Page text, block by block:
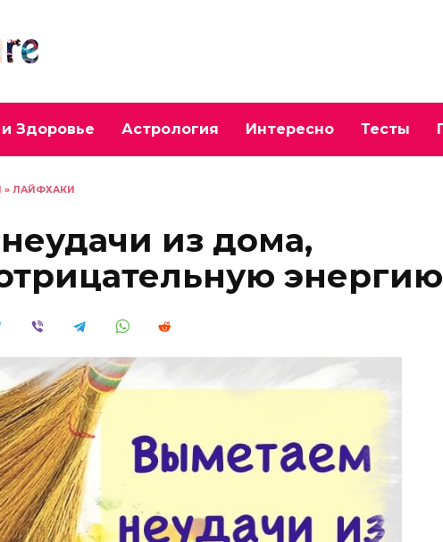
Здоровье Астрология Интересно Тесты
» ЛАЙФХАКИ
из дома,
энергию